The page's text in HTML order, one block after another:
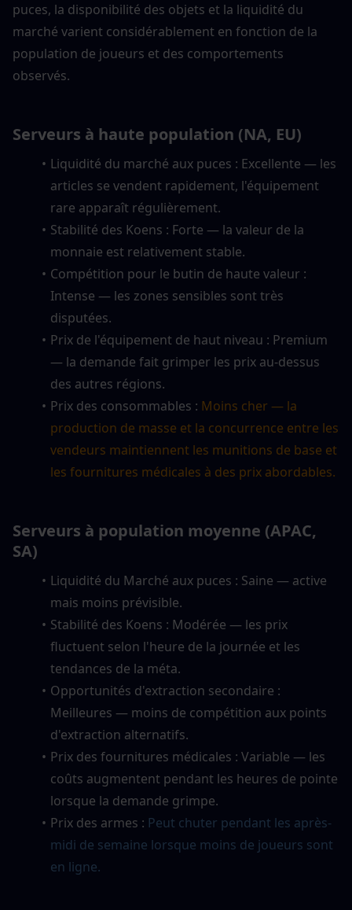
puces, la disponibilité des objets et la liquidité du
marché varient considérablement en fonction de la
population de joueurs et des comportements
observés.
Serveurs à haute population (NA, EU)
Liquidité du marché aux puces : Excellente — les
articles se vendent rapidement, l'équipement
rare apparaît régulièrement.
Stabilité des Koens : Forte — la valeur de la
monnaie est relativement stable.
Compétition pour le butin de haute valeur :
Intense — les zones sensibles sont très
disputées.
Prix de l'équipement de haut niveau : Premium
— la demande fait grimper les prix au-dessus
des autres régions.
Prix des consommables : Moins cher — la
production de masse et la concurrence entre les
vendeurs maintiennent les munitions de base et
les fournitures médicales à des prix abordables.
Serveurs à population moyenne (APAC,
SA)
Liquidité du Marché aux puces : Saine — active
mais moins prévisible.
Stabilité des Koens : Modérée — les prix
fluctuent selon l'heure de la journée et les
tendances de la méta.
Opportunités d'extraction secondaire :
Meilleures — moins de compétition aux points
d'extraction alternatifs.
Prix des fournitures médicales : Variable — les
coûts augmentent pendant les heures de pointe
lorsque la demande grimpe.
Prix des armes : Peut chuter pendant les après-
midi de semaine lorsque moins de joueurs sont
en ligne.